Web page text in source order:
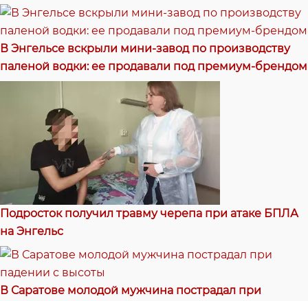
В Энгельсе вскрыли мини-завод по производству
паленой водки: ее продавали под премиум-брендом
Подросток получил травму черепа при атаке БПЛА
на Энгельс
В Саратове молодой мужчина пострадал при